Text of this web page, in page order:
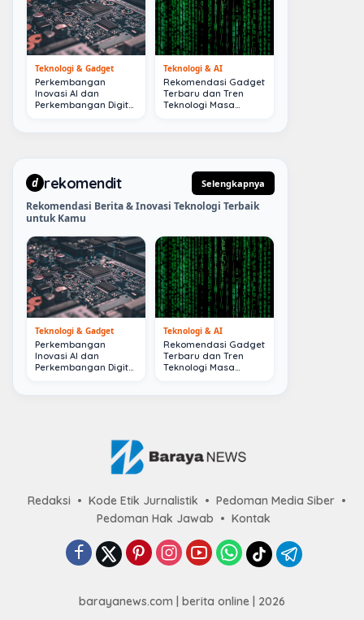
Teknologi & Gadget
Perkembangan
Inovasi AI dan
Perkembangan Digital
Teknologi & AI
Rekomendasi Gadget
Terbaru dan Tren
Teknologi Masa
d rekomendit Selengkapnya
Rekomendasi Berita & Inovasi Teknologi Terbaik
untuk Kamu
Teknologi & Gadget
Perkembangan
Inovasi AI dan
Perkembangan Digital
Teknologi & AI
Rekomendasi Gadget
Terbaru dan Tren
Teknologi Masa
Redaksi Kode Etik Jurnalistik
Pedoman Media Siber
Pedoman Hak Jawab
Kontak
barayanews.com | berita online | 2026